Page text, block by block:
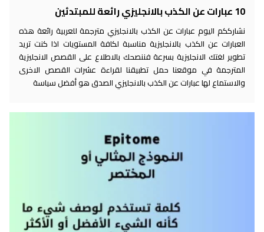
10 عبارات عن الكذب بالانجليزي رائعة للمبتدئين
نشارككم اليوم عبارات عن الكذب بالانجليزي مترجمة للعربية رائعة هذه
العبارات عن الكذب بالانجليزية مناسبة لكافة المستويات اذا كنت تريد
تطوير لغتك الانجليزية بسرعة فننصحك بالاطلاع على القصص الانجليزية
المترجمة في موقعنا حمل تطبيقنا لقراءة عشرات القصص الاخرى
والاستماع لها عبارات عن الكذب بالانجليزي الصدق هو أفضل سياسة